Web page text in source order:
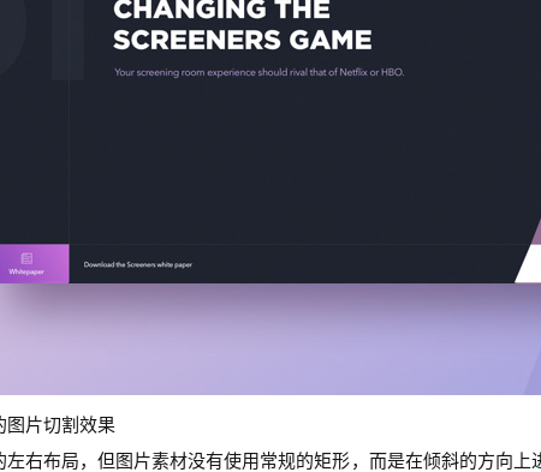
图片切割效果
左右布局，但图片素材没有使用常规的矩形，而是在倾斜的方向